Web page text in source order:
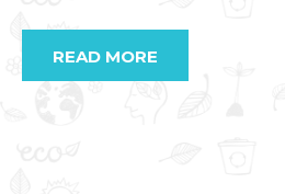
READ MORE